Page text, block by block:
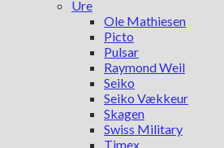
Ure
Ole Mathiesen
Picto
Pulsar
Raymond Weil
Seiko
Seiko Vækkeur
Skagen
Swiss Military
Timex